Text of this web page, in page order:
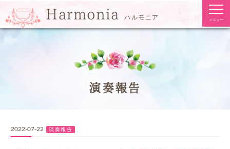
Harmonia ハルモニア メニュー
演奏報告
2022-07-22 演奏報告